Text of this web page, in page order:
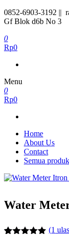
0852-6903-3192 ||
Gf Blok d6b No 3
0
Rp0
Menu
0
Rp0
Home
About Us
Contact
Semua produk
Water
(1